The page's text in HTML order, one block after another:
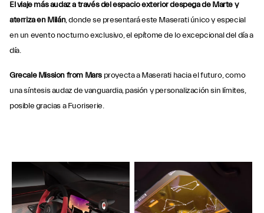
El viaje más audaz a través del espacio exterior despega de Marte y
aterriza en Milán, donde se presentará este Maserati único y especial
en un evento nocturno exclusivo, el epítome de lo excepcional del día a
día.
Grecale Mission from Mars proyecta a Maserati hacia el futuro, como
una síntesis audaz de vanguardia, pasión y personalización sin límites,
posible gracias a Fuoriserie.